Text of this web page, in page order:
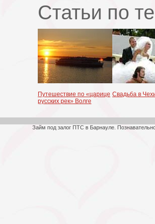
Статьи по
Путешествие по «царице
русских рек» Волге
Свадьба в
Займ под залог ПТС в Барнауле.